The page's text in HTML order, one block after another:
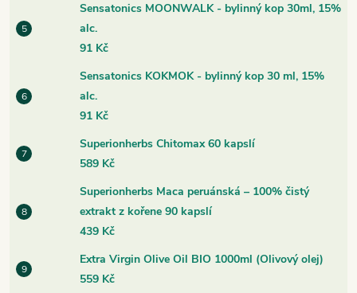
Sensatonics MOONWALK - bylinný kop 30ml, 15%
alc.
91 Kč
Sensatonics KOKMOK - bylinný kop 30 ml, 15%
alc.
91 Kč
Superionherbs Chitomax 60 kapslí
589 Kč
Superionherbs Maca peruánská – 100% čistý
extrakt z kořene 90 kapslí
439 Kč
Extra Virgin Olive Oil BIO 1000ml (Olivový olej)
559 Kč